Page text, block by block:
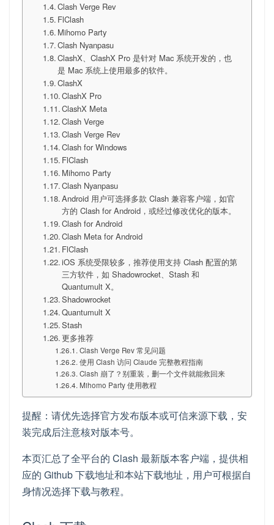
Clash Verge Rev
FlClash
Mihomo Party
Clash Nyanpasu
ClashX、ClashX Pro 是针对 Mac 系统开发的，也
是 Mac 系统上使用最多的软件。
ClashX
ClashX Pro
ClashX Meta
Clash Verge
Clash Verge Rev
Clash for Windows
FlClash
Mihomo Party
Clash Nyanpasu
Android 用户可选择多款 Clash 兼容客户端，如官
方的 Clash for Android，或经过修改优化的版本。
Clash for Android
Clash Meta for Android
FlClash
iOS 系统受限较多，推荐使用支持 Clash 配置的第
三方软件，如 Shadowrocket、Stash 和
Quantumult X。
Shadowrocket
Quantumult X
Stash
更多推荐
Clash Verge Rev 常见问题
使用 Clash 访问 Claude 完整教程指南
Clash 崩了？别重装，删一个文件就能救回来
Mihomo Party 使用教程
提醒：请优先选择官方发布版本或可信来源下载，安
装完成后注意核对版本号。
本页汇总了全平台的 Clash 最新版本客户端，提供相
应的 Github 下载地址和本站下载地址，用户可根据自
身情况选择下载与教程。